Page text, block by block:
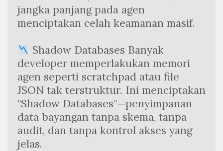
jangka panjang pada agen
menciptakan celah keamanan masif.
Shadow Databases Banyak
developer memperlakukan memori
agen seperti scratchpad atau file
JSON tak terstruktur. Ini menciptakan
"Shadow Databases"—penyimpanan
data bayangan tanpa skema, tanpa
audit, dan tanpa kontrol akses yang
jelas.